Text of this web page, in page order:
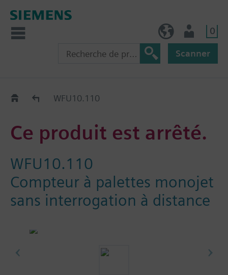
0
Scanner
Old2NewWFU10.110
Ce produit est arrêté.
WFU10.110
Compteur à palettes monojet
sans interrogation à distance